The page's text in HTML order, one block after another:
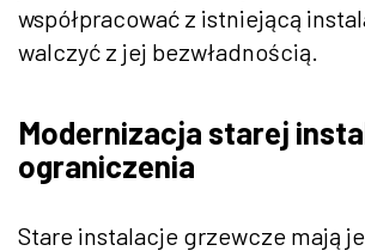
współpracować z istniejącą
walczyć z jej bezwładnością.
Modernizacja starej
ograniczenia
Stare instalacje grzewcze mają